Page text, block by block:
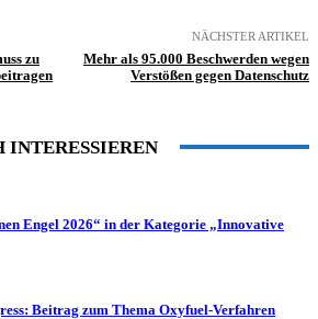
zu
NÄCHSTER ARTIKEL
Mehr als 95.000 Beschwerden wegen
Verstößen gegen Datenschutz
INTERESSIEREN
Engel 2026“ in der Kategorie „Innovative
Beitrag zum Thema Oxyfuel-Verfahren